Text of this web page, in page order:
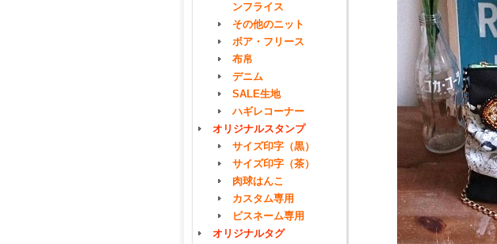
ンフライス
その他のニット
ボア・フリース
布帛
デニム
SALE生地
ハギレコーナー
オリジナルスタンプ
サイズ印字（黒）
サイズ印字（茶）
肉球はんこ
カスタム専用
ピスネーム専用
オリジナルタグ